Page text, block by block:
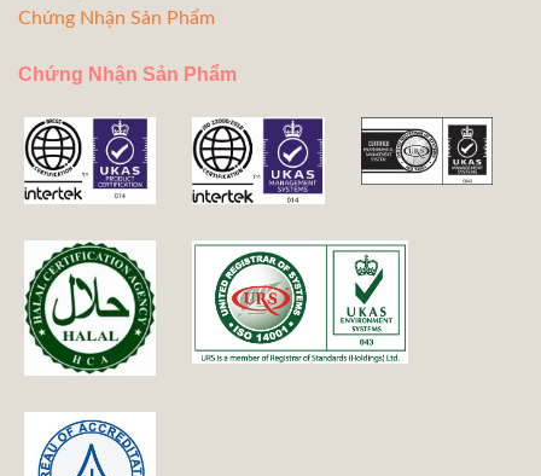
Chứng Nhận Sản Phẩm
Chứng Nhận Sản Phẩm